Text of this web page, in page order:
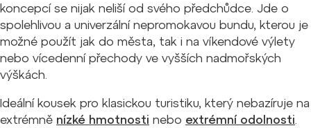
koncepcí se nijak neliší od svého předchůdce. Jde o
spolehlivou a univerzální nepromokavou bundu, kterou je
možné použít jak do města, tak i na víkendové výlety
nebo vícedenní přechody ve vyšších nadmořských
výškách.
Ideální kousek pro klasickou turistiku, který nebazíruje na
extrémně nízké hmotnosti nebo extrémní odolnosti.